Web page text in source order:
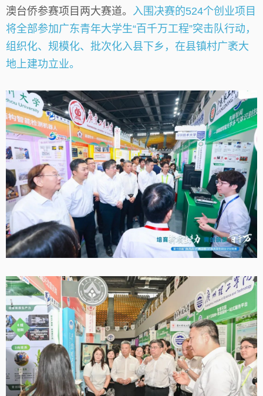
澳台侨参赛项目两大赛道。 入围决赛的524个创业项目
将全部参加广东青年大学生“百千万工程”突击队行动，
组织化、规模化、批次化入县下乡，在县镇村广袤大
地上建功立业。